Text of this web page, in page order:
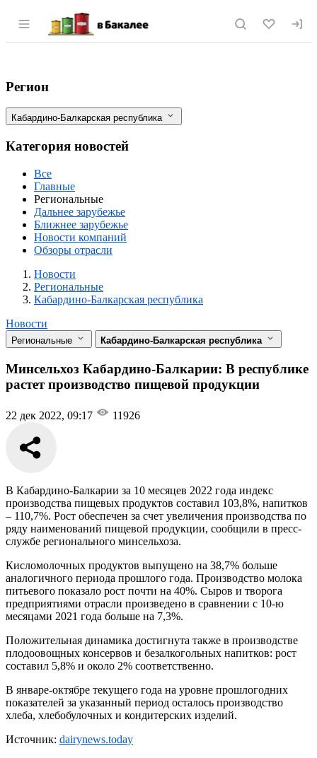
Раздел навигации по сайту vbakalee.ru
Минсельхоз Кабардино-Балкарии: В
Фильтры
Регион
Кабардино-Балкарская республика
Категория новостей
Все
Главные
Региональные
Дальнее зарубежье
Ближнее зарубежье
Новости компаний
Обзоры отрасли
Новости
Разделы
Новости
Региональные
Кабардино-Балкарская республика
Новости
Региональные Кабардино-Балкарская республика
Минсельхоз Кабардино-Балкарии: В республике
растет производство пищевой продукции
22 дек 2022, 09:17 11926
В Кабардино-Балкарии за 10 месяцев 2022 года индекс
производства пищевых продуктов составил 103,8%, напитков
– 110,7%. Рост обеспечен за счет увеличения производства по
ряду наименований пищевой продукции, сообщили в пресс-
службе регионального минсельхоза.
Кисломолочных продуктов выпущено на 38,7% больше
аналогичного периода прошлого года. Производство молока
питьевого показало рост почти на 40%. Сыров и творога
предприятиями отрасли произведено в сравнении с 10-ю
месяцами 2021 года больше на 7,3%.
Положительная динамика достигнута также в производстве
плодоовощных консервов и безалкогольных напитков: рост
составил 5,8% и около 2% соответственно.
В январе-октябре текущего года на уровне прошлогодних
показателей за указанный период осталось производство
хлеба, хлебобулочных и кондитерских изделий.
Источник: dairynews.today